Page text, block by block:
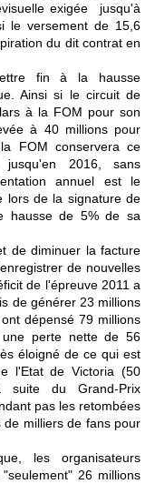
exigée jusqu'à
le versement de 15,6
du dit contrat en
fin à la hausse
Ainsi si le circuit de
à la FOM pour son
à 40 millions pour
FOM conservera ce
2016, sans
annuel est le
lors de la signature de
hausse de 5% de sa
de diminuer la facture
de nouvelles
de l'épreuve 2011 a
de générer 23 millions
dépensé 79 millions
perte nette de 56
éloigné de ce qui est
l'Etat de Victoria (50
suite du Grand-Prix
pas les retombées
de milliers de fans pour
les organisateurs
26 millions